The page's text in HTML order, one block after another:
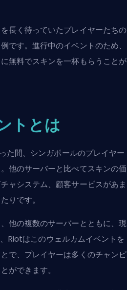
長く待っていたプレイヤーたちの
です。進行中のイベントのため、
無料でスキンを一杯もらうことが
トとは
た間、シンガポールのプレイヤー
他のサーバーと比べてスキンの価
ャシステム、顧客サービスがあま
りです。
他の複数のサーバーとともに、現
Riotはこのウェルカムイベントを
で、プレイヤーは多くのチャンピ
ができます。